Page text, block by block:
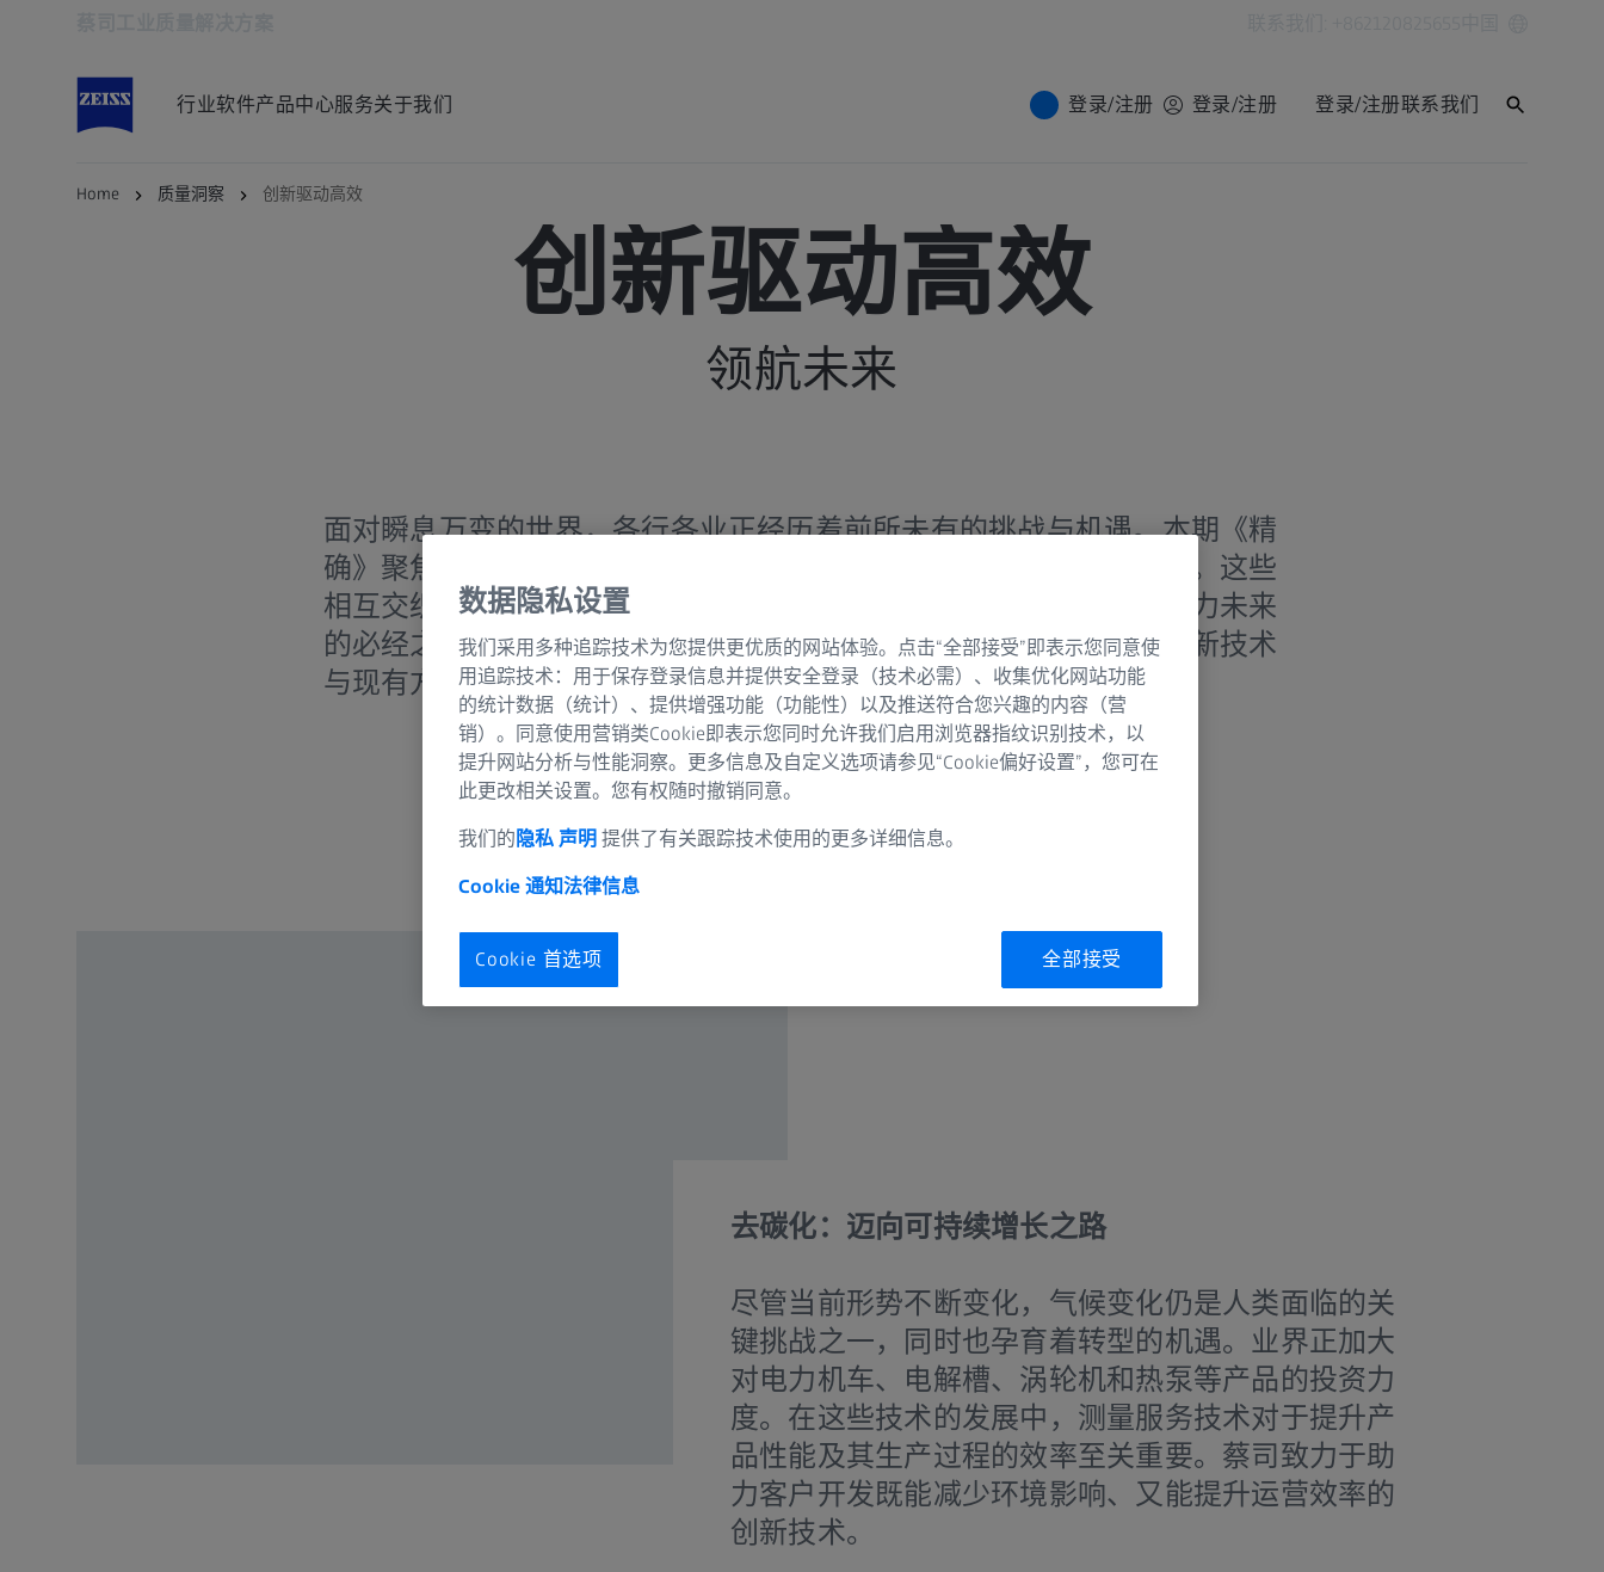
行业软件产品中心服务关于我们 登录/注册 登录/注册 登录/注册联系我们
Home 质量洞察 创新驱动高效
创新驱动高效
领航未来
面对瞬息万变的世界，各行各业正经历着前所未有的挑战与机遇。本期《精
确》聚焦于塑造未来的三大核心转型力量：去碳化、数字化和全球化。这些
相互交织的宏观趋势不只是潮流用语，它们是通向可持续且具创新能力未来
的必经之路。基于此新要求，制造企业需变得更高效、更快速，并将新技术
与现有方案结合，方能致胜。
去碳化：迈向可持续增长之路
尽管当前形势不断变化，气候变化仍是人类面临的关
键挑战之一，同时也孕育着转型的机遇。业界正加大
对电力机车、电解槽、涡轮机和热泵等产品的投资力
度。在这些技术的发展中，测量服务技术对于提升产
品性能及其生产过程的效率至关重要。蔡司致力于助
力客户开发既能减少环境影响、又能提升运营效率的
创新技术。
数据隐私设置
我们采用多种追踪技术为您提供更优质的网站体验。点击“全部接受”即表示您同意使
用追踪技术：用于保存登录信息并提供安全登录（技术必需）、收集优化网站功能
的统计数据（统计）、提供增强功能（功能性）以及推送符合您兴趣的内容（营
销）。同意使用营销类Cookie即表示您同时允许我们启用浏览器指纹识别技术，以
提升网站分析与性能洞察。更多信息及自定义选项请参见“Cookie偏好设置”，您可在
此更改相关设置。您有权随时撤销同意。
我们的 隐私 声明 提供了有关跟踪技术使用的更多详细信息。
Cookie 通知法律信息
Cookie 首选项 全部接受